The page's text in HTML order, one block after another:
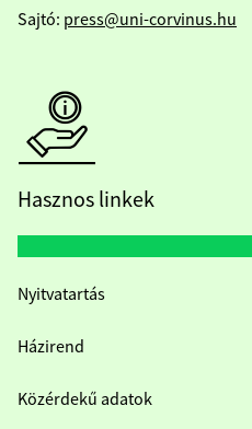
Sajtó: press@uni-corvinus.hu
Hasznos linkek
Nyitvatartás
Házirend
Közérdekű adatok